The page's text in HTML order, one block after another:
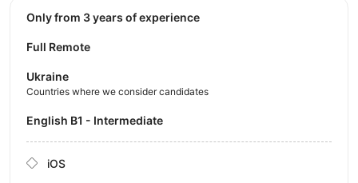
Only from 3 years of experience
Full Remote
Ukraine
Countries where we consider candidates
English B1 - Intermediate
iOS